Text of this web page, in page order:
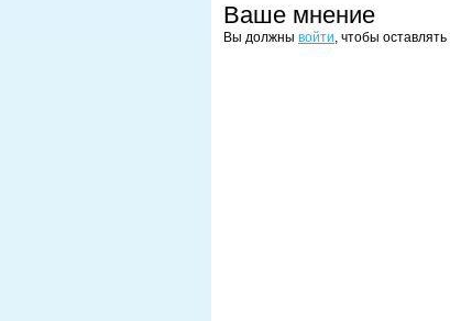
Ваше мнение
Вы должны войти, чтобы